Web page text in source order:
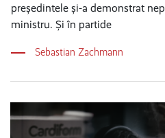
președintele și-a demonstrat
ministru. Și în partide
Sebastian Zachmann